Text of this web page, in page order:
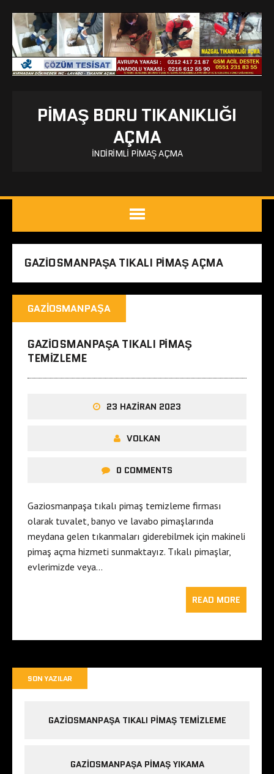
PIMAŞ BORU TIKANIKLIĞI
AÇMA
İNDIRIMLI PIMAŞ AÇMA
GAZIOSMANPAŞA TIKALI PIMAŞ AÇMA
GAZIOSMANPAŞA
GAZIOSMANPAŞA TIKALI PIMAŞ
TEMIZLEME
23 HAZIRAN 2023
VOLKAN
0 COMMENTS
Gaziosmanpaşa tıkalı pimaş temizleme firması
olarak tuvalet, banyo ve lavabo pimaşlarında
meydana gelen tıkanmaları giderebilmek için makineli
pimaş açma hizmeti sunmaktayız. Tıkalı pimaşlar,
evlerimizde veya…
READ MORE
SON YAZILAR
GAZIOSMANPAŞA TIKALI PIMAŞ TEMIZLEME
GAZIOSMANPAŞA PIMAŞ YIKAMA